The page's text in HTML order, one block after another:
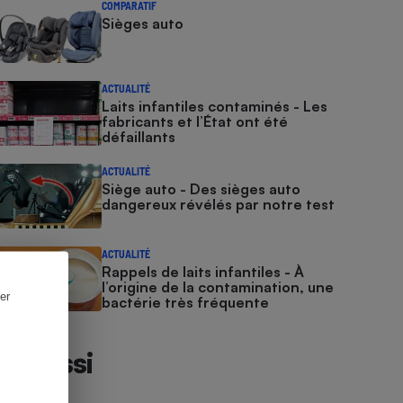
COMPARATIF
Sièges auto
ACTUALITÉ
Laits infantiles contaminés - Les
fabricants et l’État ont été
défaillants
ACTUALITÉ
Siège auto - Des sièges auto
dangereux révélés par notre test
ACTUALITÉ
Rappels de laits infantiles - À
l’origine de la contamination, une
bactérie très fréquente
Et aussi